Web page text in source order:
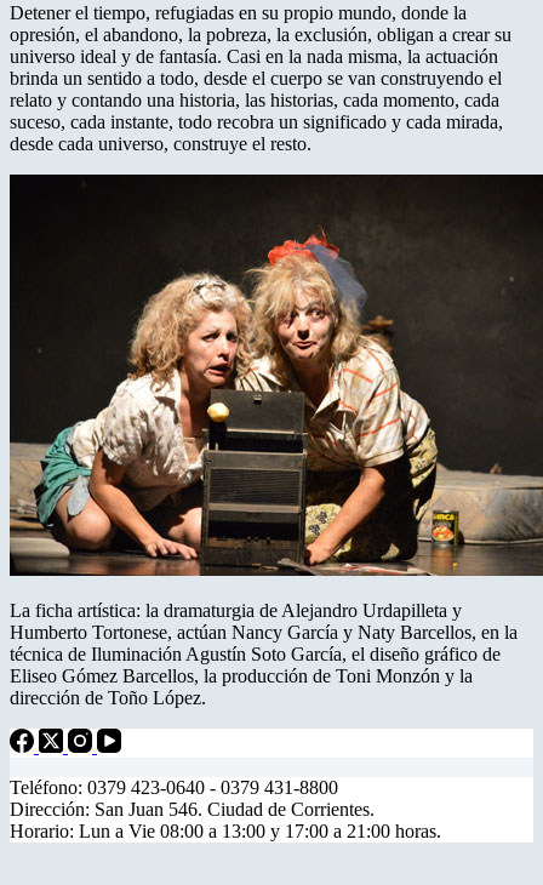
Detener el tiempo, refugiadas en su propio mundo, donde la
opresión, el abandono, la pobreza, la exclusión, obligan a crear su
universo ideal y de fantasía. Casi en la nada misma, la actuación
brinda un sentido a todo, desde el cuerpo se van construyendo el
relato y contando una historia, las historias, cada momento, cada
suceso, cada instante, todo recobra un significado y cada mirada,
desde cada universo, construye el resto.
La ficha artística: la dramaturgia de Alejandro Urdapilleta y
Humberto Tortonese, actúan Nancy García y Naty Barcellos, en la
técnica de Iluminación Agustín Soto García, el diseño gráfico de
Eliseo Gómez Barcellos, la producción de Toni Monzón y la
dirección de Toño López.
Teléfono: 0379 423-0640 - 0379 431-8800
Dirección: San Juan 546. Ciudad de Corrientes.
Horario: Lun a Vie 08:00 a 13:00 y 17:00 a 21:00 horas.